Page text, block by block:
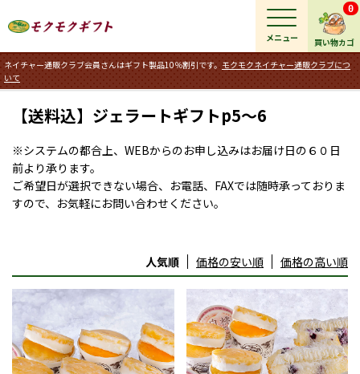
買い物カゴ
0
ネイチャー通販クラブ会員さんはギフト製品10％割引です。 モクモクネイチャー通販クラブにつ
いて
メニュー
【送料込】ジェラートギフトp5～6
※システムの都合上、WEBからのお申し込みはお届け日の６０日
前より承ります。
ご希望日が選択できない場合、お電話、FAXでは随時承っておりま
すので、お気軽にお問い合わせください。
人気順 価格の安い順 価格の高い順